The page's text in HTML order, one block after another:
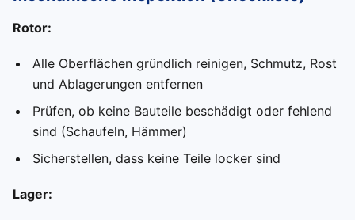
Rotor:
Alle Oberflächen gründlich reinigen, Schmutz, Rost
und Ablagerungen entfernen
Prüfen, ob keine Bauteile beschädigt oder fehlend
sind (Schaufeln, Hämmer)
Sicherstellen, dass keine Teile locker sind
Lager: